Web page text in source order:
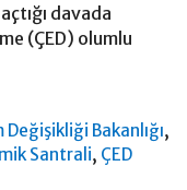
davada
(ÇED) olumlu
Bakanlığı,
Santrali, ÇED